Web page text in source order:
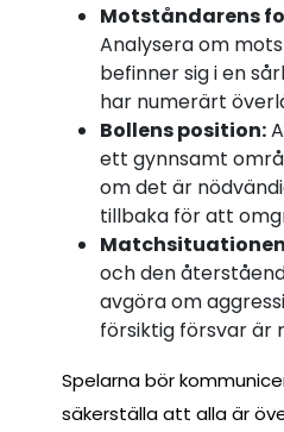
Motståndarens
Analysera om
befinner sig i en
har numerärt
Bollens position:
ett gynnsamt
om det är
tillbaka för att
och den
avgöra om
försiktig försvar är
Spelarna bör
säkerställa att alla är